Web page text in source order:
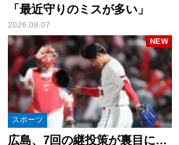
「最近守りのミスが多い」
2026.08.07
スポーツ
広島、7回の継投策が裏目に…
NEW